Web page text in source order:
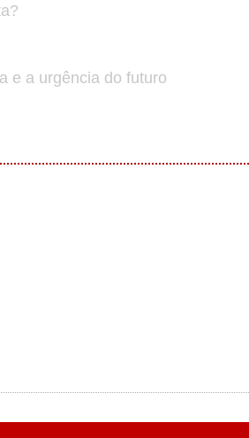
e a urgência do futuro